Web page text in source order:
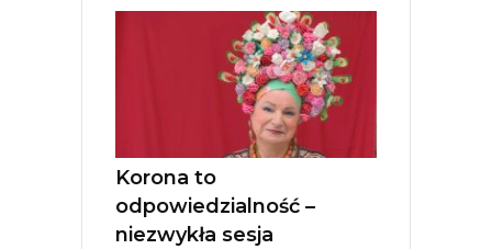
Korona to
odpowiedzialność –
niezwykła sesja